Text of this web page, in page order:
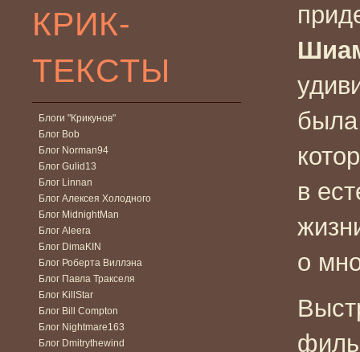
КРИК-
ТЕКСТЫ
Блоги "Крикунов"
Блог Bob
Блог Norman94
Блог Gulid13
Блог Linnan
Блог Алексея Холодного
Блог MidnightMan
Блог Aleera
Блог DimaKIN
Блог Роберта Виллэна
Блог Павла Тракселя
Блог KillStar
Блог Bill Compton
Блог Nightmare163
Блог Dmitrythewind
в
о